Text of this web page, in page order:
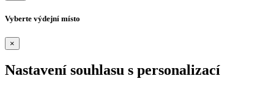
Vyberte výdejní místo
×
Nastavení souhlasu s personalizací